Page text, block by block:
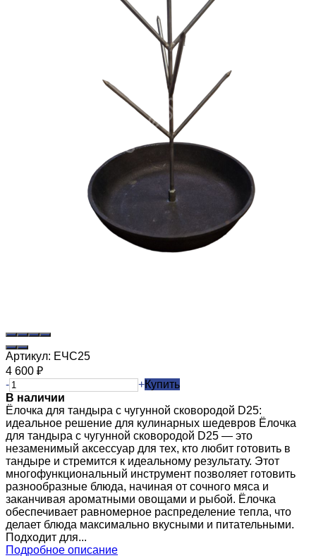
Артикул: ЕЧС25
4 600 ₽
-
+Купить
В наличии
Ёлочка для тандыра с чугунной сковородой D25:
идеальное решение для кулинарных шедевров Ёлочка
для тандыра с чугунной сковородой D25 — это
незаменимый аксессуар для тех, кто любит готовить в
тандыре и стремится к идеальному результату. Этот
многофункциональный инструмент позволяет готовить
разнообразные блюда, начиная от сочного мяса и
заканчивая ароматными овощами и рыбой. Ёлочка
обеспечивает равномерное распределение тепла, что
делает блюда максимально вкусными и питательными.
Подходит для...
Подробное описание